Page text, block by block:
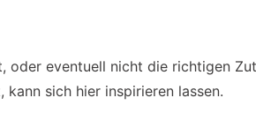
oder eventuell nicht die richtigen
sich hier inspirieren lassen.